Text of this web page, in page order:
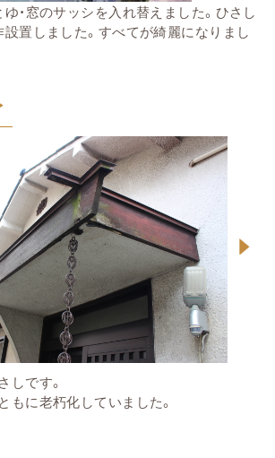
ゆ・ 窓のサッシを入れ替えました。ひさし
設置しました。すべてが綺麗になりまし
しです。
もに老朽化していました。